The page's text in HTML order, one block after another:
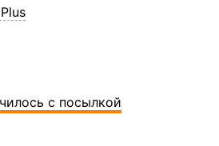
с посылкой